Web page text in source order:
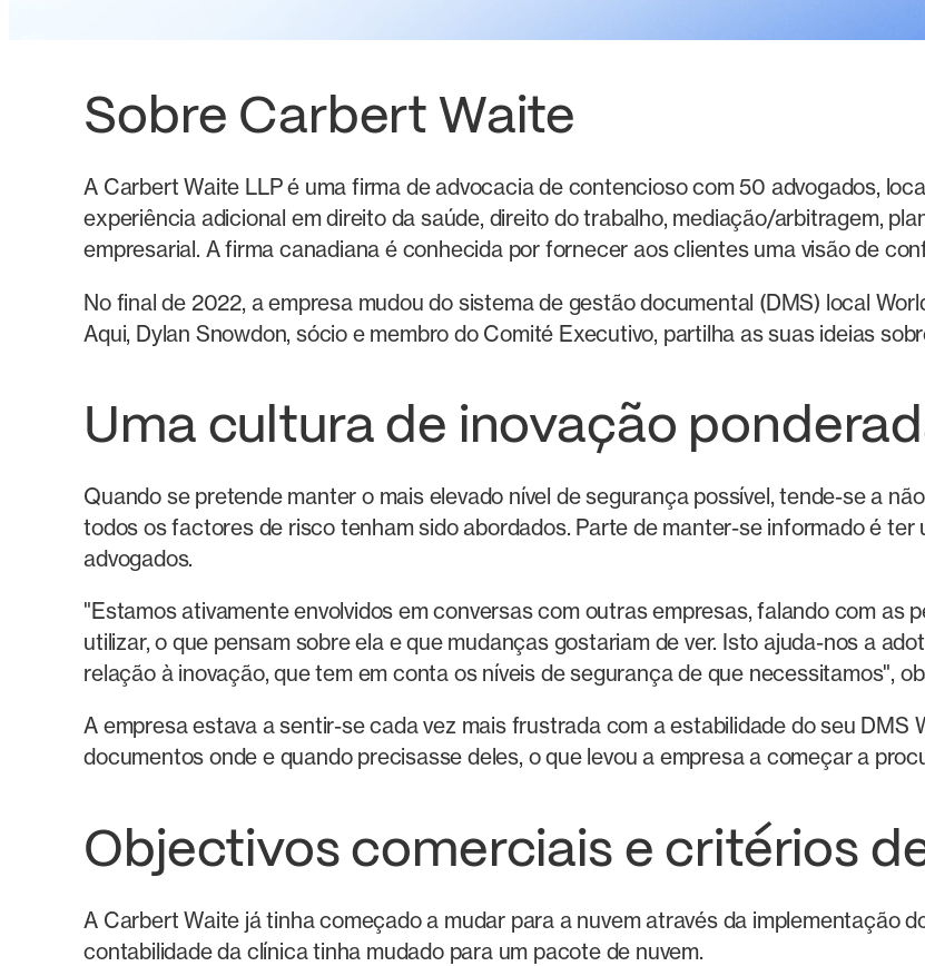
Sobre Carbert Waite
A Carbert Waite LLP é uma firma de advocacia de contencioso com 50 advogados,
experiência adicional em direito da saúde, direito do trabalho, mediação/arbitragem,
empresarial. A firma canadiana é conhecida por fornecer aos clientes uma visão de
No final de 2022, a empresa mudou do sistema de gestão documental (DMS) local
Aqui, Dylan Snowdon, sócio e membro do Comité Executivo, partilha as suas ideias
Uma cultura de inovação
Quando se pretende manter o mais elevado nível de segurança possível, tende-se a
todos os factores de risco tenham sido abordados. Parte de manter-se informado é
advogados.
"Estamos ativamente envolvidos em conversas com outras empresas, falando com as
utilizar, o que pensam sobre ela e que mudanças gostariam de ver. Isto ajuda-nos a
relação à inovação, que tem em conta os níveis de segurança de que necessitamos",
A empresa estava a sentir-se cada vez mais frustrada com a estabilidade do seu DMS
documentos onde e quando precisasse deles, o que levou a empresa a começar a
Objectivos comerciais e critérios
A Carbert Waite já tinha começado a mudar para a nuvem através da implementação
contabilidade da clínica tinha mudado para um pacote de nuvem.